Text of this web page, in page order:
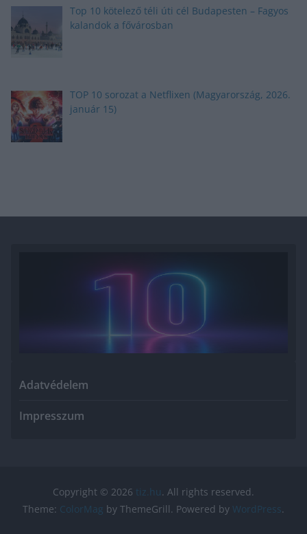
Top 10 kötelező téli úti cél Budapesten – Fagyos
kalandok a fővárosban
TOP 10 sorozat a Netflixen (Magyarország, 2026.
január 15)
Adatvédelem
Impresszum
Copyright © 2026 tiz.hu. All rights reserved.
Theme: ColorMag by ThemeGrill. Powered by WordPress.